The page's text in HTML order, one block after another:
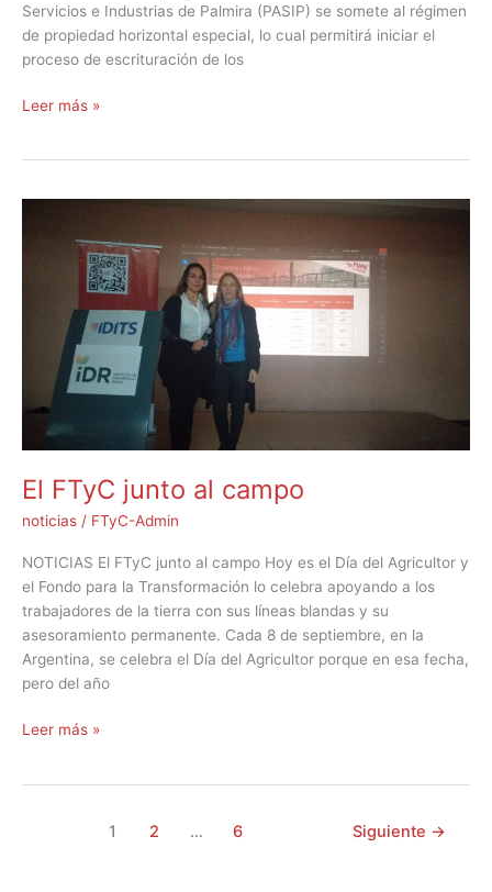
Servicios e Industrias de Palmira (PASIP) se somete al régimen
de propiedad horizontal especial, lo cual permitirá iniciar el
proceso de escrituración de los
Leer más »
El FTyC junto al campo
noticias / FTyC-Admin
NOTICIAS El FTyC junto al campo Hoy es el Día del Agricultor y
el Fondo para la Transformación lo celebra apoyando a los
trabajadores de la tierra con sus líneas blandas y su
asesoramiento permanente. Cada 8 de septiembre, en la
Argentina, se celebra el Día del Agricultor porque en esa fecha,
pero del año
Leer más »
1 2 … 6 Siguiente →